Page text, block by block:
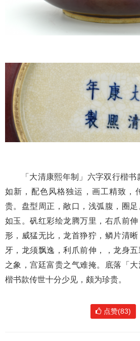
「大清康熙年制」六字双行楷
如新，配色风格独运，画工精致，
贵。盘型周正，敞口，浅弧腹，圈
如玉。矾红彩绘龙腾万里，右爪前
形，威猛无比，龙首狰狞，鳞片清
牙，龙须飘逸，利爪前伸，，龙身
之象，宫廷富贵之气难掩。底落「
楷书款传世十分少见，颇为珍贵。
点赞(83)